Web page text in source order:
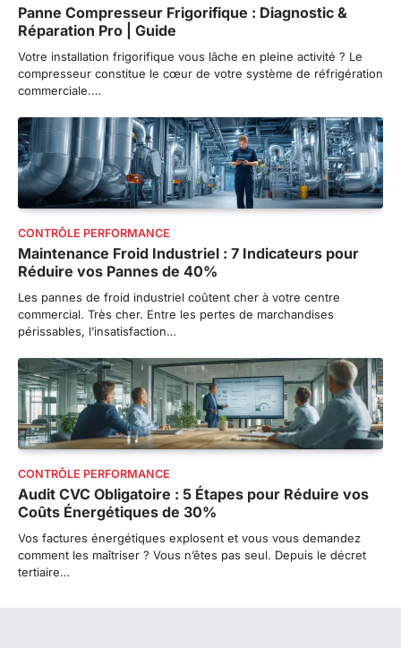
Panne Compresseur Frigorifique : Diagnostic &
Réparation Pro | Guide
Votre installation frigorifique vous lâche en pleine activité ? Le
compresseur constitue le cœur de votre système de réfrigération
commerciale.…
CONTRÔLE PERFORMANCE
Maintenance Froid Industriel : 7 Indicateurs pour
Réduire vos Pannes de 40%
Les pannes de froid industriel coûtent cher à votre centre
commercial. Très cher. Entre les pertes de marchandises
périssables, l’insatisfaction…
CONTRÔLE PERFORMANCE
Audit CVC Obligatoire : 5 Étapes pour Réduire vos
Coûts Énergétiques de 30%
Vos factures énergétiques explosent et vous vous demandez
comment les maîtriser ? Vous n’êtes pas seul. Depuis le décret
tertiaire…